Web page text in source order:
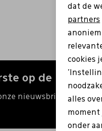
op de hoogte
nieuwsbrief en
dat de
partners
cookies
alles
moment
onder